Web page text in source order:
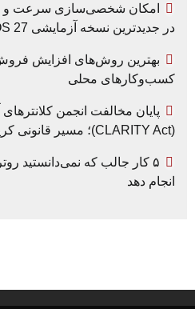
امکان شخصی‌سازی سرعت و
در جدیدترین نسخه آزمایشی iOS 27 فراهم شد
بهترین روش‌های افزایش
کسب‌وکارهای محلی
پایان مخالفت انجمن کلانترهای
(CLARITY Act)؛ مسیر قانونی کریپتو هموارتر شد
۵ کار جالب که نمی‌دانستید
انجام دهد